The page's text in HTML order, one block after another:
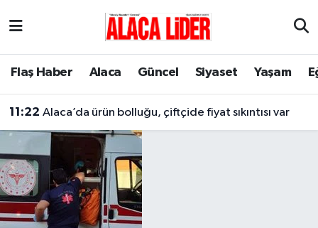
Flaş Haber Alaca Güncel Siyaset Yaşam
11:22 Alaca’da ürün bolluğu, çiftçide fiyat sıkıntısı var
Çorum Nöbetçi Eczaneler
Çorum Trafik Yoğunluk Haritası
Süper Lig Puan Durumu ve Fikstür